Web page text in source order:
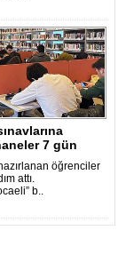
7 gün
öğrenciler
attı.
b..